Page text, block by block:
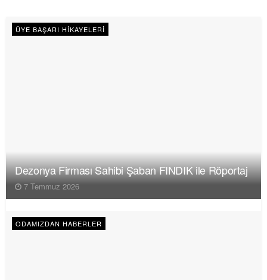
ÜYE BAŞARI HIKAYELERI
Dezonya Firması Sahibi Şaban FINDIK ile Röportaj
7 Temmuz 2026
ODAMIZDAN HABERLER